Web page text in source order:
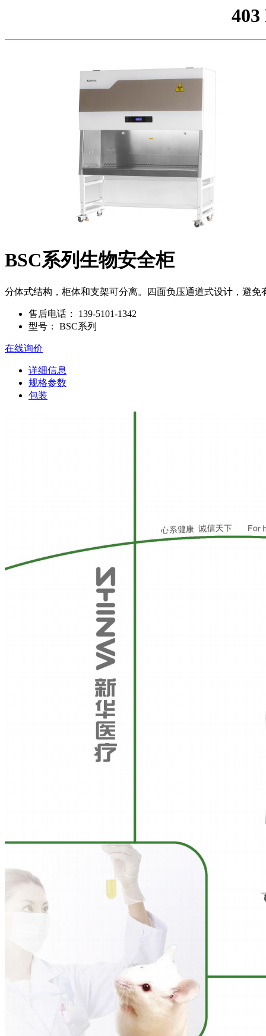
BSC系列生物安全柜
分体式结构，柜体和支架可分离。四面负压通道式设计，避免
售后电话：
139-5101-1342
型号：
BSC系列
在线询价
详细信息
规格参数
包装